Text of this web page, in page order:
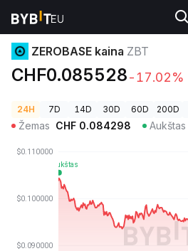
Kriptovaliutų kainos ZEROBASE kaina ZBT
ZEROBASE kaina ZBT
CHF0.085528-17.02%
24H 7D 14D 30D 60D 200D
Žemas CHF 0.084298 Aukštas